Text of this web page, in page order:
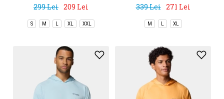
Sleeve Shirt
299 Lei 209 Lei
S M L XL XXL
339 Lei 271 Lei
M L XL